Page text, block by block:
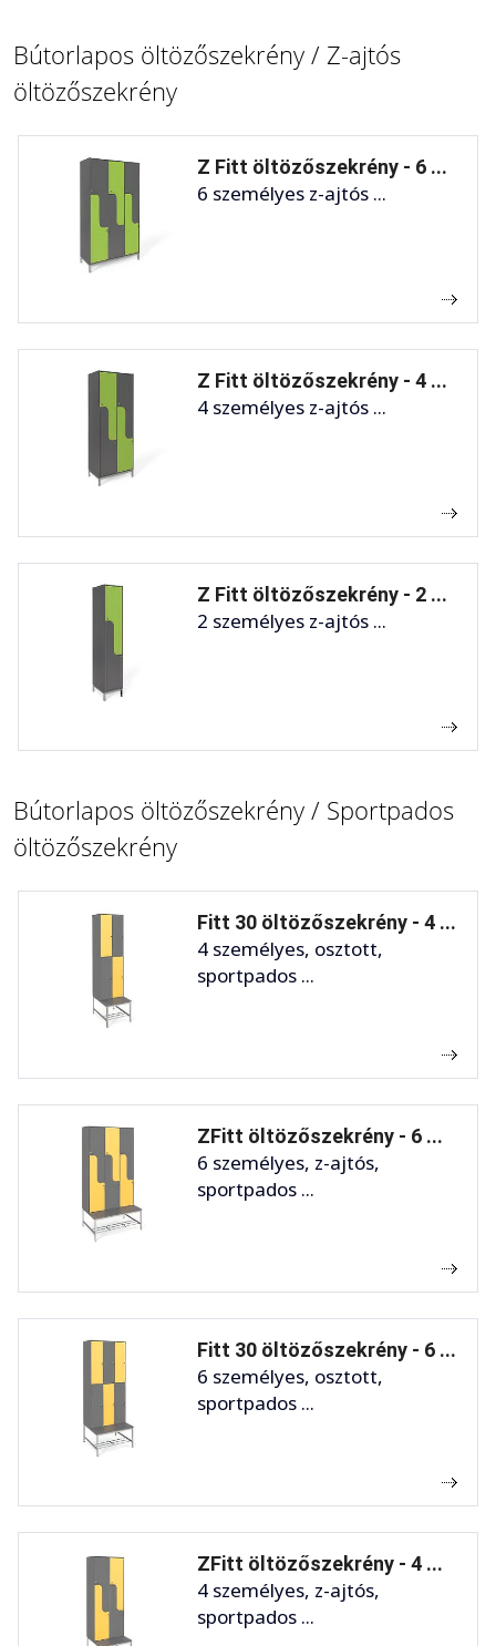
Bútorlapos öltözőszekrény / Z-ajtós
öltözőszekrény
Z Fitt öltözőszekrény - 6 ...
6 személyes z-ajtós ...
Z Fitt öltözőszekrény - 4 ...
4 személyes z-ajtós ...
Z Fitt öltözőszekrény - 2 ...
2 személyes z-ajtós ...
Bútorlapos öltözőszekrény / Sportpados
öltözőszekrény
Fitt 30 öltözőszekrény - 4 ...
4 személyes, osztott,
sportpados ...
ZFitt öltözőszekrény - 6 ...
6 személyes, z-ajtós,
sportpados ...
Fitt 30 öltözőszekrény - 6 ...
6 személyes, osztott,
sportpados ...
ZFitt öltözőszekrény - 4 ...
4 személyes, z-ajtós,
sportpados ...